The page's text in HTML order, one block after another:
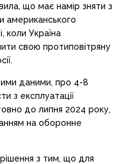
що має намір зняти з
американського
коли Україна
свою протиповітряну
даними, про 4-8
з експлуатації
до липня 2024 року,
на оборонне
з тим, що для